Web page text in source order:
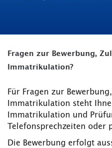
Fragen zur Bewerbung,
Immatrikulation?
Für Fragen zur
Immatrikulation steht
Immatrikulation und
Telefonsprechzeiten oder
Die Bewerbung erfolgt